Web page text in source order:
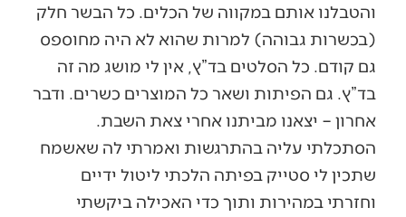
והטבלנו אותם במקווה של הכלים. כל הבשר חלק
(בכשרות גבוהה) למרות שהוא לא היה מחוספס
גם קודם. כל הסלטים בד”ץ, אין לי מושג מה זה
בד”ץ. גם הפיתות ושאר כל המוצרים כשרים. ודבר
אחרון – יצאנו מביתנו אחרי צאת השבת.
הסתכלתי עליה בהתרגשות ואמרתי לה שאשמח
שתכין לי סטייק בפיתה הלכתי ליטול ידיים
וחזרתי במהירות ותוך כדי האכילה ביקשתי